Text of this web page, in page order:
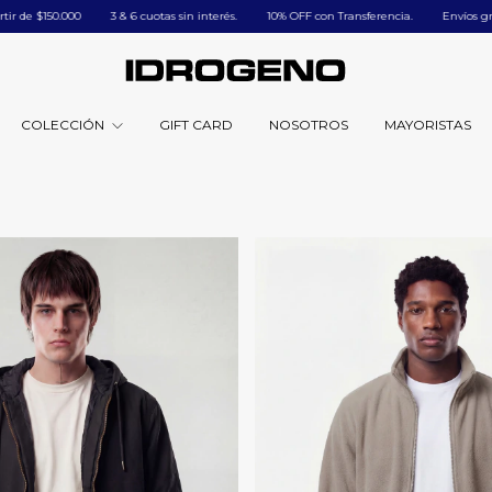
ㅤㅤ3 & 6 cuotas sin interés. ㅤㅤ10% OFF con Transferencia. Envíos gratis a todo el país
COLECCIÓN GIFT CARD NOSOTROS MAYORISTAS